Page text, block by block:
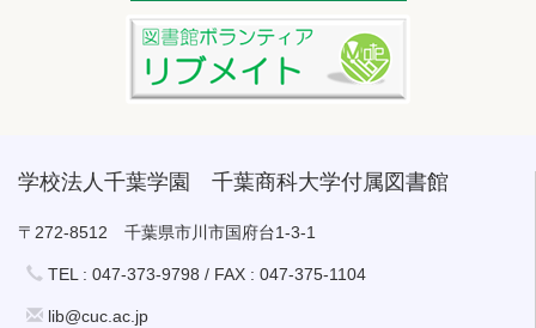
学校法人千葉学園 千葉商科大学付属図書館
〒272-8512 千葉県市川市国府台1-3-1
TEL : 047-373-9798 / FAX : 047-375-1104
lib@cuc.ac.jp